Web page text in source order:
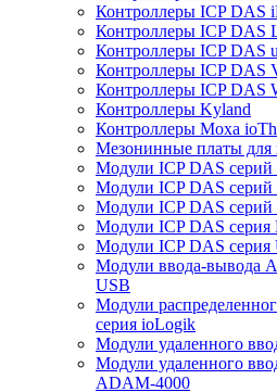
Контроллеры ICP DAS
Контроллеры ICP DAS
Контроллеры ICP DAS
Контроллеры ICP DAS
Контроллеры ICP DAS
Контроллеры Kyland
Контроллеры Moxa
Мезонинные платы для
Модули ICP DAS
Модули ICP DAS серий
Модули ICP DAS серий
Модули ICP DAS серия
Модули ICP DAS серия
Модули ввода-вывода
USB
Модули
серия ioLogik
Модули удаленного
Модули удаленного
ADAM-4000